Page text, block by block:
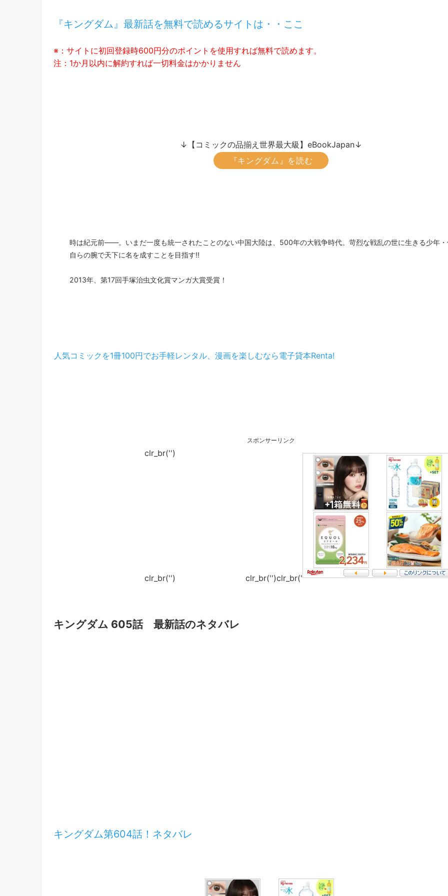
『キングダム』最新話を無料で読めるサイトは・・ここ
※：サイトに初回登録時600円分のポイントを使用すれば無料で読めます。
注：1か月以内に解約すれば一切料金はかかりません
↓【コミックの品揃え世界最大級】eBookJapan↓
『キングダム』を読む
時は紀元前――。いまだ一度も統一されたことのない中国大陸は、500年の大戦争時代。苛烈な戦乱の世に生きる少年
自らの腕で天下に名を成すことを目指す!!
2013年、第17回手塚治虫文化賞マンガ大賞受賞！
人気コミックを1冊100円でお手軽レンタル、漫画を楽しむなら電子貸本Renta!
スポンサーリンク
clr_br('')
clr_br('') clr_br('')clr_br('
キングダム 605話 最新話のネタバレ
キングダム第604話！ネタバレ